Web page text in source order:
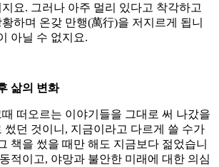
요. 그러나 아주 멀리 있다고 착각하고
하며 온갖 만행(萬行)을 저지르게 됩니
아닐 수 없지요.
삶의 변화
떠오르는 이야기들을 그대로 써 나갔을
썼던 것이니, 지금이라고 다르게 쓸 수가
책을 썼을 때만 해도 지금보다 젊었습니
적이고, 야망과 불안한 미래에 대한 의심